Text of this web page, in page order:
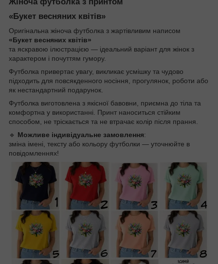
«Букет весняних квітів»
Оригінальна жіноча футболка з жартівливим написом
«Букет весняних квітів»
та яскравою ілюстрацією — ідеальний варіант для жінок з
характером і почуттям гумору.
Футболка привертає увагу, викликає усмішку та чудово
підходить для повсякденного носіння, прогулянок, роботи або
як нестандартний подарунок.
Футболка виготовлена з якісної бавовни, приємна до тіла та
комфортна у використанні. Принт наноситься стійким
способом, не тріскається та не втрачає колір після прання.
🔹 Можливе індивідуальне замовлення:
зміна імені, тексту або кольору футболки — уточнюйте в
повідомленнях!